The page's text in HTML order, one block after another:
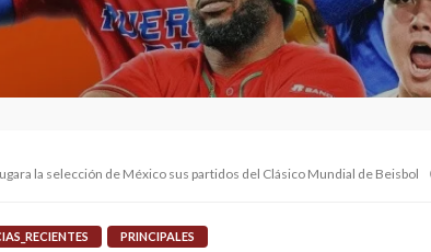
la selección de México sus partidos del Clásico Mundial de Beisbol
PRINCIPALES